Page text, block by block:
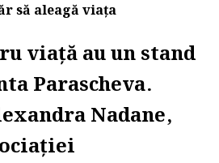
să aleagă viața
viață au un stand
Parascheva.
Nadane,